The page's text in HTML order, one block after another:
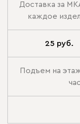
Доставка за
каждое
25 руб.
Подъем на